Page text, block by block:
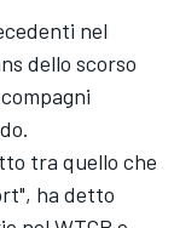
nel
dello scorso
tra quello che
ha detto